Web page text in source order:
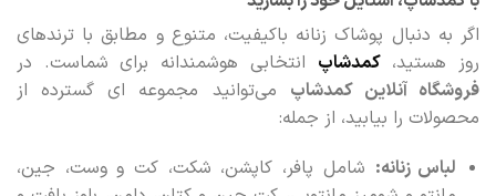
اگر به دنبال پوشاک زنانه باکیفیت، متنوع و مطابق با ترندهای
روز هستید، کمدشاپانتخابی هوشمندانه برای شماست. در
فروشگاه آنلاین کمدشاپمی‌توانید مجموعه‌ ای گسترده از
محصولات را بیابید، از جمله:
لباس زنانه:شامل پافر، کاپشن، شکت، کت و وست، جین،